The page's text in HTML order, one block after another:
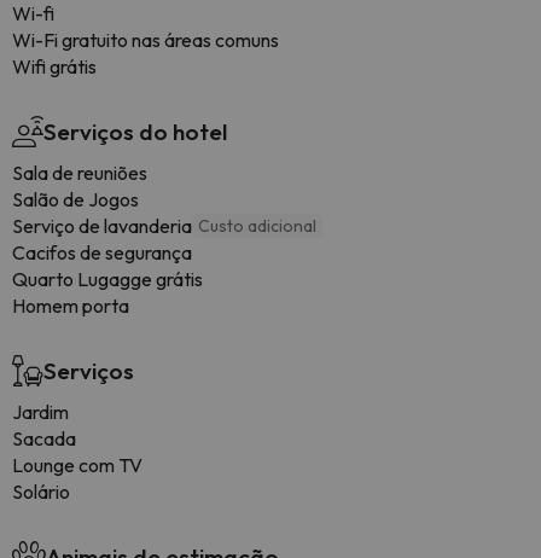
Wi-fi
Wi-Fi gratuito nas áreas comuns
Wifi grátis
Serviços do hotel
Sala de reuniões
Salão de Jogos
Serviço de lavanderia Custo adicional
Cacifos de segurança
Quarto Lugagge grátis
Homem porta
Serviços
Jardim
Sacada
Lounge com TV
Solário